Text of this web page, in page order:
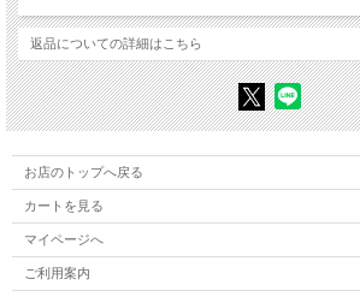
〈公募論文〉
［社会思想史学会研究奨励賞受賞論文］南原繁と尾
学、国民国家と広域秩序の相克】 田渕舜也
イスラームを歴史化する【初期近代ヨーロッパの東
のアラブ】 稲垣健太郎
F・A・ハイエクにおける「自生的秩序」と「共感」
りに】 石井元基
〈書評〉
『人新世の経済思想史――生・自然・環境をめぐる
『ルソーの政治経済学――その現代的可能性』（
『アナーキズム――政治思想史的考察』（森政稔
『平和の追求――18世紀フランスのコスモポリタニ
返品についての詳細はこちら
お店のトップへ戻る
カートを見る
マイページへ
ご利用案内